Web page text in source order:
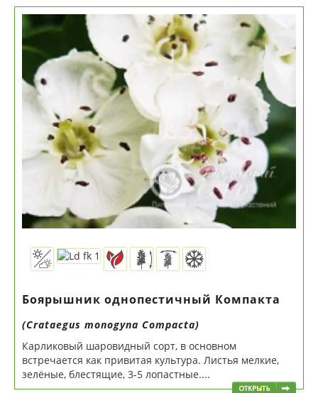
Боярышник однопестичный Компакта
(Crataegus monogyna Compacta)
Карликовый шаровидный сорт, в основном
встречается как привитая культура. Листья мелкие,
зелёные, блестящие, 3-5 лопастные....